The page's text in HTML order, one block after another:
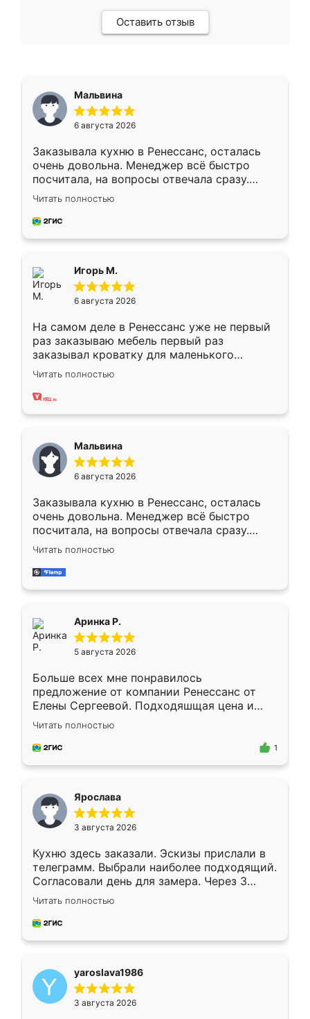
Оставить отзыв
Мальвина
6 августа 2026
Заказывала кухню в Ренессанс, осталась
очень довольна. Менеджер всё быстро
посчитала, на вопросы отвечала сразу.
Замерщик приехал в субботу, подошёл к
делу со всей ответственностью. Собрали
за день, ребята работали аккуратно, даже
Читать полностью
Игорь М.
6 августа 2026
На самом деле в Ренессанс уже не первый
раз заказываю мебель первый раз
заказывал кроватку для маленького
ребёнка при его рождении ,во второй раз
заказал шкаф-купе. По качеству очень
хорошее сборка достаточно быстрая,
меньше, здесь же он более разнообразный.
Мне нравится ,если что-то потребуется из
мебели буду заказывать только здесь.
Читать полностью
Мальвина
6 августа 2026
Заказывала кухню в Ренессанс, осталась
очень довольна. Менеджер всё быстро
посчитала, на вопросы отвечала сразу.
Замерщик приехал в субботу, подошёл к
делу со всей ответственностью. Собрали
за день, ребята работали аккуратно, даже
Читать полностью
Аринка Р.
5 августа 2026
Больше всех мне понравилось
предложение от компании Ренессанс от
Елены Сергеевой. Подходяшщая цена и
короткие сроки изготовления. Приехавший
для замера сотрудник Владислав
предложил по моему эскизу самый
Читать полностью
1
Ярослава
3 августа 2026
Кухню здесь заказали. Эскизы прислали в
телеграмм. Выбрали наиболее подходящий.
Согласовали день для замера. Через 3
недели кухня была уже готова. Остались
довольны работой. Спасибо Ренессанс
мебель за качественную работу!
Читать полностью
yaroslava1986
3 августа 2026